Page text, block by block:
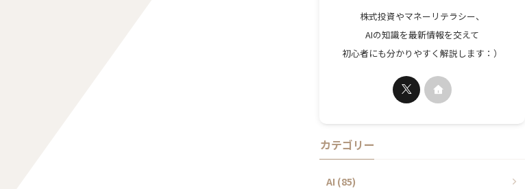
株式投資やマネーリテラシー、
AIの知識を最新情報を交えて
初心者にも分かりやすく解説します：）
カテゴリー
AI (85)